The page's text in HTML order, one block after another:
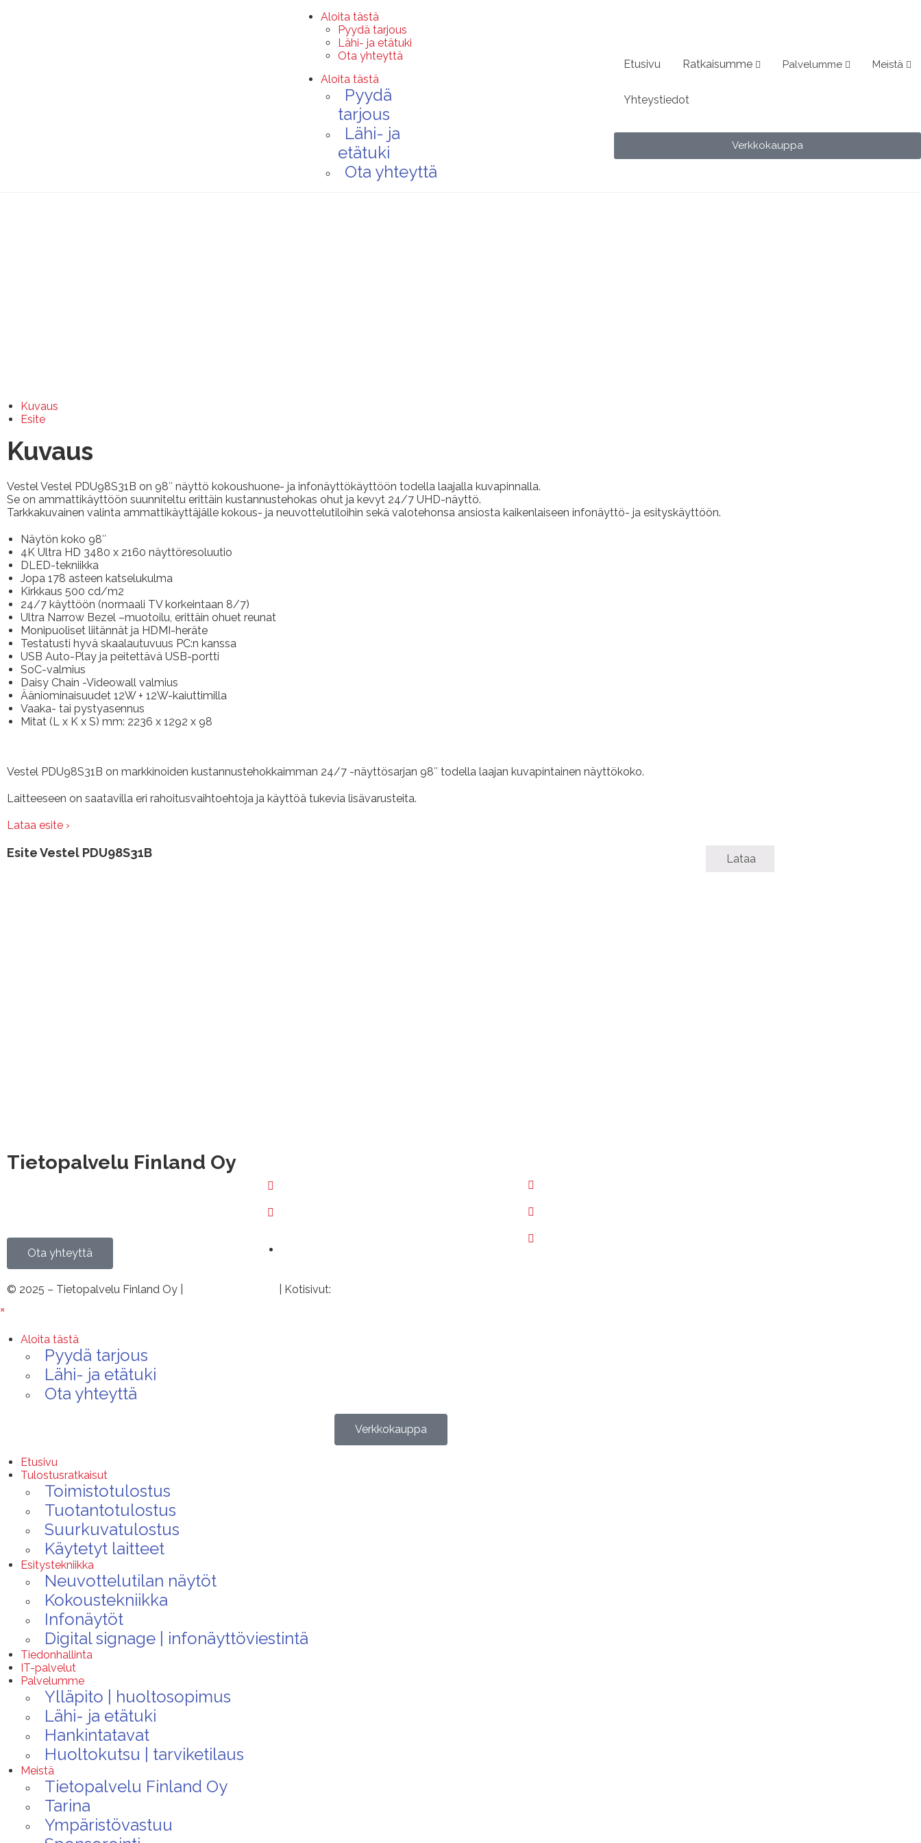
Aloita tästä
Pyydä tarjous
Lähi- ja etätuki
Ota yhteyttä
Aloita tästä
Pyydä
tarjous
Lähi- ja
etätuki
Ota yhteyttä
Etusivu Ratkaisumme Palvelumme Meistä
Yhteystiedot
Verkkokauppa
Kuvaus
Esite
Kuvaus
Vestel Vestel PDU98S31B on 98″ näyttö kokoushuone- ja infonäyttökäyttöön todella laajalla kuvapinnalla.
Se on ammattikäyttöön suunniteltu erittäin kustannustehokas ohut ja kevyt 24/7 UHD-näyttö.
Tarkkakuvainen valinta ammattikäyttäjälle kokous- ja neuvottelutiloihin sekä valotehonsa ansiosta kaikenlaiseen infonäyttö- ja esityskäyttöön.
Näytön koko 98″
4K Ultra HD 3480 x 2160 näyttöresoluutio
DLED-tekniikka
Jopa 178 asteen katselukulma
Kirkkaus 500 cd/m2
24/7 käyttöön (normaali TV korkeintaan 8/7)
Ultra Narrow Bezel –muotoilu, erittäin ohuet reunat
Monipuoliset liitännät ja HDMI-heräte
Testatusti hyvä skaalautuvuus PC:n kanssa
USB Auto-Play ja peitettävä USB-portti
SoC-valmius
Daisy Chain -Videowall valmius
Ääniominaisuudet 12W + 12W-kaiuttimilla
Vaaka- tai pystyasennus
Mitat (L x K x S) mm: 2236 x 1292 x 98
Vestel PDU98S31B on markkinoiden kustannustehokkaimman 24/7 -näyttösarjan 98″ todella laajan kuvapintainen näyttökoko.
Laitteeseen on saatavilla eri rahoitusvaihtoehtoja ja käyttöä tukevia lisävarusteita.
Lataa esite ›
Esite Vestel PDU98S31B Lataa
Tietopalvelu Finland Oy
Ota yhteyttä
© 2025 – Tietopalvelu Finland Oy | | Kotisivut:
×
Aloita tästä
Pyydä tarjous
Lähi- ja etätuki
Ota yhteyttä
Verkkokauppa
Etusivu
Tulostusratkaisut
Toimistotulostus
Tuotantotulostus
Suurkuvatulostus
Käytetyt laitteet
Esitystekniikka
Neuvottelutilan näytöt
Kokoustekniikka
Infonäytöt
Digital signage | infonäyttöviestintä
Tiedonhallinta
IT-palvelut
Palvelumme
Ylläpito | huoltosopimus
Lähi- ja etätuki
Hankintatavat
Huoltokutsu | tarviketilaus
Meistä
Tietopalvelu Finland Oy
Tarina
Ympäristövastuu